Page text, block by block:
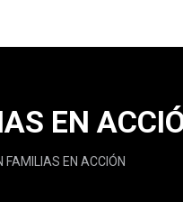
EN
FAMILIAS EN ACCIÓN